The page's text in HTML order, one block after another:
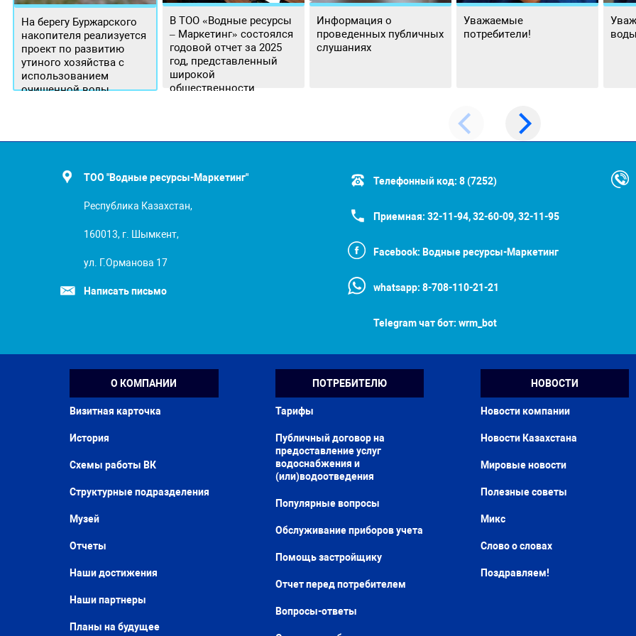
На берегу Буржарского
накопителя реализуется
проект по развитию
утиного хозяйства с
использованием
очищенной воды
В ТОО «Водные ресурсы
– Маркетинг» состоялся
годовой отчет за 2025
год, представленный
широкой
общественности.
Информация о
проведенных публичных
слушаниях
Уважаемые
потребители!
ТОО "Водные ресурсы-Маркетинг"
Республика Казахстан,
160013, г. Шымкент,
ул. Г.Орманова 17
Написать письмо
Телефонный код: 8 (7252)
Приемная: 32-11-94, 32-60-09, 32-11-95
Facebook: Водные ресурсы-Маркетинг
whatsapp: 8-708-110-21-21
Telegram чат бот: wrm_bot
О КОМПАНИИ
Визитная карточка
История
Схемы работы ВК
Структурные подразделения
Музей
Отчеты
Наши достижения
Наши партнеры
Планы на будущее
ПОТРЕБИТЕЛЮ
Тарифы
Публичный договор на
предоставление услуг
водоснабжения и
(или)водоотведения
Популярные вопросы
Обслуживание приборов учета
Помощь застройщику
Отчет перед потребителем
Вопросы-ответы
НОВОСТИ
Новости компании
Новости Казахстана
Мировые новости
Полезные советы
Микс
Слово о словах
Поздравляем!